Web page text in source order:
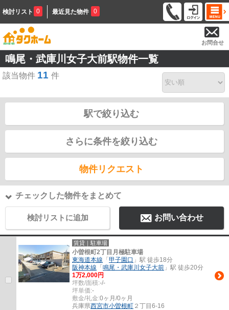
検討リスト 0 最近見た物件 0
お問合せ
鳴尾・武庫川女子大前駅物件一覧
該当物件 11 件
駅で絞り込む
さらに条件を絞り込む
物件リクエスト
チェックした物件をまとめて
検討リストに追加 お問い合わせ
賃貸｜駐車場
小曽根町2丁目月極駐車場
東海道本線 「 甲子園口 」駅 徒歩18分
阪神本線 「 鳴尾・武庫川女子大前 」駅 徒歩20分
1万2,000円
坪数/面積:-/-
坪単価:-
敷金/礼金:0ヶ月/0ヶ月
兵庫県西宮市小曽根町 ２丁目6-16